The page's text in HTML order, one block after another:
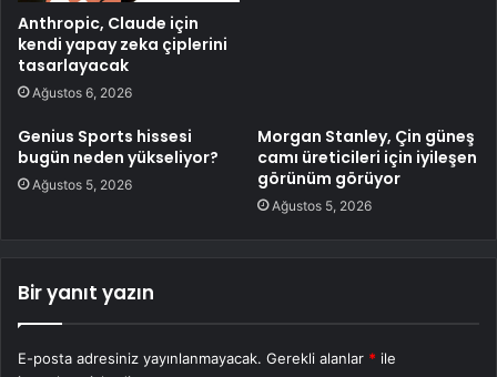
Anthropic, Claude için
kendi yapay zeka çiplerini
tasarlayacak
Ağustos 6, 2026
Genius Sports hissesi
bugün neden yükseliyor?
Ağustos 5, 2026
Morgan Stanley, Çin güneş
camı üreticileri için iyileşen
görünüm görüyor
Ağustos 5, 2026
Bir yanıt yazın
E-posta adresiniz yayınlanmayacak. Gerekli alanlar * ile